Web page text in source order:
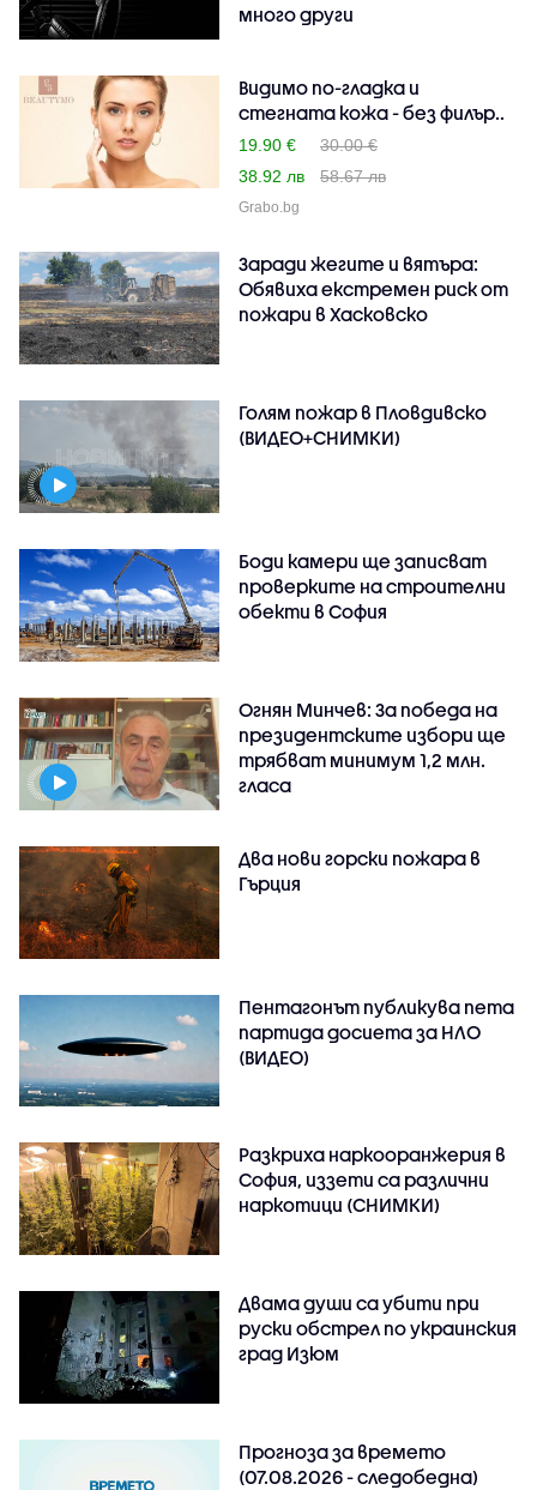
много други
Видимо по-гладка и
стегната кожа - без филър..
19.90 €
30.00 €
38.92 лв
58.67 лв
Grabo.bg
Заради жегите и вятъра:
Обявиха екстремен риск от
пожари в Хасковско
Голям пожар в Пловдивско
(ВИДЕО+СНИМКИ)
Боди камери ще записват
проверките на строителни
обекти в София
Огнян Минчев: За победа на
президентските избори ще
трябват минимум 1,2 млн.
гласа
Два нови горски пожара в
Гърция
Пентагонът публикува пета
партида досиета за НЛО
(ВИДЕО)
Разкриха наркооранжерия в
София, иззети са различни
наркотици (СНИМКИ)
Двама души са убити при
руски обстрeл по украинския
град Изюм
Прогноза за времето
(07.08.2026 - следобедна)